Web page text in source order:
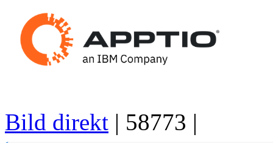
Bild direkt | 58773 |